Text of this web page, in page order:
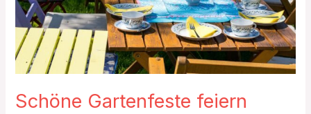
Schöne Gartenfeste feiern